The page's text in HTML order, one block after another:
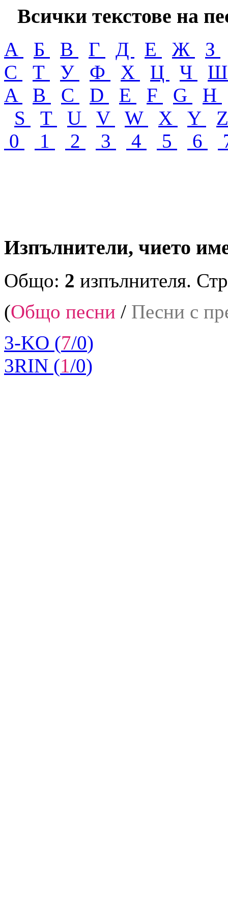
Всички текстове на
А Б В Г Д Е Ж
З
С
Т У Ф Х Ц Ч
A
B C D E F G
H
S
T U V W X Y
0
1 2 3 4 5 6
Изпълнители, чието
Общо: 2 изпълнителя.
(Общо песни / Песни с
3-KO (7/0)
3RIN (1/0)